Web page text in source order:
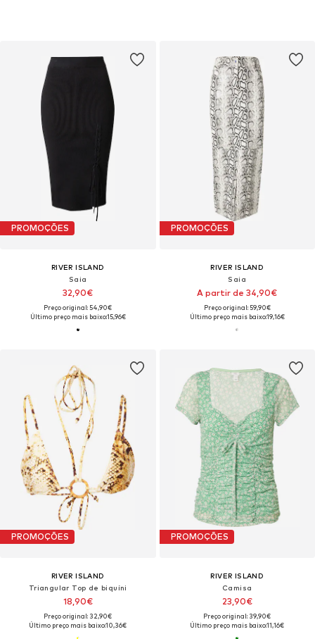
PROMOÇÕES
RIVER ISLAND
Saia
32,90€
Preço original: 54,90€
Último preço mais baixo:15,96€
PROMOÇÕES
RIVER ISLAND
Saia
A partir de 34,90€
Preço original: 59,90€
Último preço mais baixo:19,16€
PROMOÇÕES
RIVER ISLAND
Triangular Top de biquíni
18,90€
Preço original: 32,90€
Último preço mais baixo:10,36€
PROMOÇÕES
RIVER ISLAND
Camisa
23,90€
Preço original: 39,90€
Último preço mais baixo:11,16€